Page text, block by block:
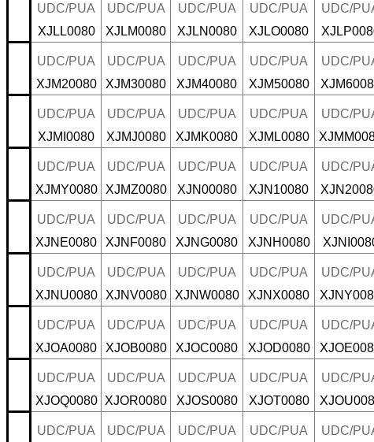
UDC/PUA
XJLL0080
UDC/PUA
XJLM0080
UDC/PUA
XJLN0080
UDC/PUA
XJLO0080
UDC/
UDC/PUA
XJM20080
UDC/PUA
XJM30080
UDC/PUA
XJM40080
UDC/PUA
XJM50080
UDC/
UDC/PUA
XJMI0080
UDC/PUA
XJMJ0080
UDC/PUA
XJMK0080
UDC/PUA
XJML0080
UDC/
UDC/PUA
XJMY0080
UDC/PUA
XJMZ0080
UDC/PUA
XJN00080
UDC/PUA
XJN10080
UDC/
UDC/PUA
XJNE0080
UDC/PUA
XJNF0080
UDC/PUA
XJNG0080
UDC/PUA
XJNH0080
UDC/
UDC/PUA
XJNU0080
UDC/PUA
XJNV0080
UDC/PUA
XJNW0080
UDC/PUA
XJNX0080
UDC/
UDC/PUA
XJOA0080
UDC/PUA
XJOB0080
UDC/PUA
XJOC0080
UDC/PUA
XJOD0080
UDC/
UDC/PUA
XJOQ0080
UDC/PUA
XJOR0080
UDC/PUA
XJOS0080
UDC/PUA
XJOT0080
UDC/
UDC/PUA
UDC/PUA
UDC/PUA
UDC/PUA
UDC/